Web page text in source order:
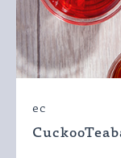
ec